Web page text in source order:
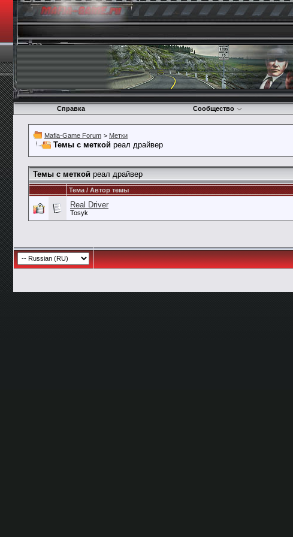
Справка Сообщество
Mafia-Game Forum > Метки
Темы с меткой реал драйвер
Темы с меткой реал драйвер
Тема / Автор темы
Real Driver
Tosyk